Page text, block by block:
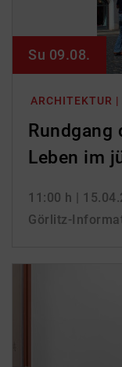
ARCHITEKTUR |
Leben im
11:00 h |
Görlitz-
Su 09.08.